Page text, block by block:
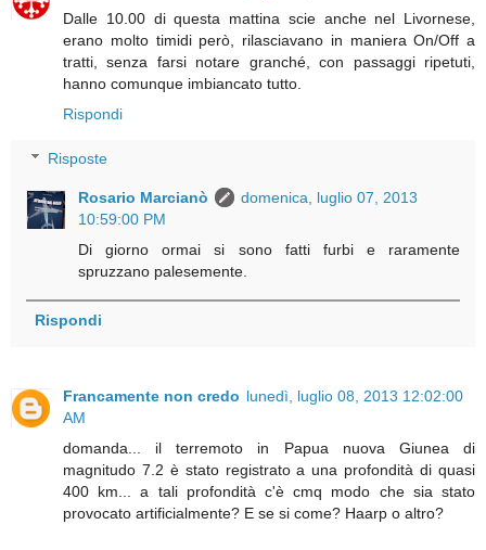
Dalle 10.00 di questa mattina scie anche nel Livornese,
erano molto timidi però, rilasciavano in maniera On/Off a
tratti, senza farsi notare granché, con passaggi ripetuti,
hanno comunque imbiancato tutto.
Rispondi
Risposte
Rosario Marcianò
domenica, luglio 07, 2013
10:59:00 PM
Di giorno ormai si sono fatti furbi e raramente
spruzzano palesemente.
Rispondi
Francamente non credo lunedì, luglio 08, 2013 12:02:00
AM
domanda... il terremoto in Papua nuova Giunea di
magnitudo 7.2 è stato registrato a una profondità di quasi
400 km... a tali profondità c'è cmq modo che sia stato
provocato artificialmente? E se si come? Haarp o altro?